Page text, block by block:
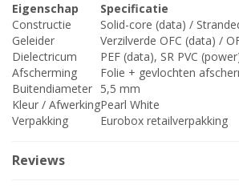
Eigenschap
Specificatie
Constructie
Solid-core (data) /
Geleider
Verzilverde OFC (data) /
Dielectricum
PEF (data), SR PVC
Afscherming
Folie + gevlochten
Buitendiameter 5,5 mm
Kleur / AfwerkingPearl White
Verpakking
Eurobox retailverpakking
Reviews